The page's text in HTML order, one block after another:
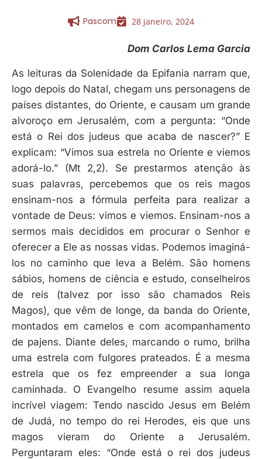
Pascom 28 janeiro, 2024
Dom Carlos Lema Garcia
As leituras da Solenidade da Epifania narram que,
logo depois do Natal, chegam uns personagens de
países distantes, do Oriente, e causam um grande
alvoroço em Jerusalém, com a pergunta: “Onde
está o Rei dos judeus que acaba de nascer?” E
explicam: “Vimos sua estrela no Oriente e viemos
adorá-lo.” (Mt 2,2). Se prestarmos atenção às
suas palavras, percebemos que os reis magos
ensinam-nos a fórmula perfeita para realizar a
vontade de Deus: vimos e viemos. Ensinam-nos a
sermos mais decididos em procurar o Senhor e
oferecer a Ele as nossas vidas. Podemos imaginá-
los no caminho que leva a Belém. São homens
sábios, homens de ciência e estudo, conselheiros
de reis (talvez por isso são chamados Reis
Magos), que vêm de longe, da banda do Oriente,
montados em camelos e com acompanhamento
de pajens. Diante deles, marcando o rumo, brilha
uma estrela com fulgores prateados. É a mesma
estrela que os fez empreender a sua longa
caminhada. O Evangelho resume assim aquela
incrível viagem: Tendo nascido Jesus em Belém
de Judá, no tempo do rei Herodes, eis que uns
magos vieram do Oriente a Jerusalém.
Perguntaram eles: “Onde está o rei dos judeus